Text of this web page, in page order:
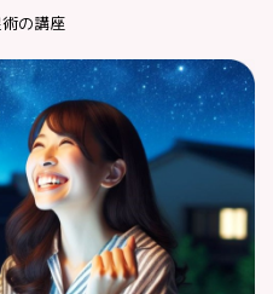
の講座